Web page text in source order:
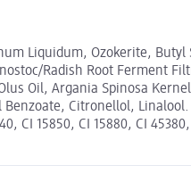
Liquidum, Ozokerite,
Radish Root Ferment
Oil, Argania Spinosa
Citronellol,
15850, CI 15880, CI 45380,